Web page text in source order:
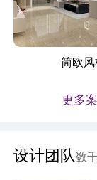
简欧风
更多
设计团队数